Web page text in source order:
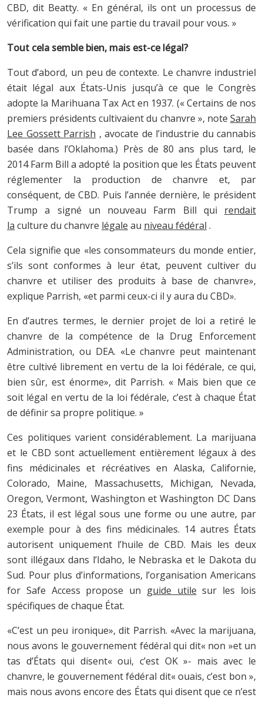
CBD, dit Beatty. « En général, ils ont un processus de
vérification qui fait une partie du travail pour vous. »
Tout cela semble bien, mais est-ce légal?
Tout d’abord, un peu de contexte. Le chanvre industriel
était légal aux États-Unis jusqu’à ce que le Congrès
adopte la Marihuana Tax Act en 1937. (« Certains de nos
premiers présidents cultivaient du chanvre », note Sarah
Lee Gossett Parrish , avocate de l’industrie du cannabis
basée dans l’Oklahoma.) Près de 80 ans plus tard, le
2014 Farm Bill a adopté la position que les États peuvent
réglementer la production de chanvre et, par
conséquent, de CBD. Puis l’année dernière, le président
Trump a signé un nouveau Farm Bill qui rendait
la culture du chanvre légale au niveau fédéral .
Cela signifie que «les consommateurs du monde entier,
s’ils sont conformes à leur état, peuvent cultiver du
chanvre et utiliser des produits à base de chanvre»,
explique Parrish, «et parmi ceux-ci il y aura du CBD».
En d’autres termes, le dernier projet de loi a retiré le
chanvre de la compétence de la Drug Enforcement
Administration, ou DEA. «Le chanvre peut maintenant
être cultivé librement en vertu de la loi fédérale, ce qui,
bien sûr, est énorme», dit Parrish. « Mais bien que ce
soit légal en vertu de la loi fédérale, c’est à chaque État
de définir sa propre politique. »
Ces politiques varient considérablement. La marijuana
et le CBD sont actuellement entièrement légaux à des
fins médicinales et récréatives en Alaska, Californie,
Colorado, Maine, Massachusetts, Michigan, Nevada,
Oregon, Vermont, Washington et Washington DC Dans
23 États, il est légal sous une forme ou une autre, par
exemple pour à des fins médicinales. 14 autres États
autorisent uniquement l’huile de CBD. Mais les deux
sont illégaux dans l’Idaho, le Nebraska et le Dakota du
Sud. Pour plus d’informations, l’organisation Americans
for Safe Access propose un guide utile sur les lois
spécifiques de chaque État.
«C’est un peu ironique», dit Parrish. «Avec la marijuana,
nous avons le gouvernement fédéral qui dit« non »et un
tas d’États qui disent« oui, c’est OK »- mais avec le
chanvre, le gouvernement fédéral dit« ouais, c’est bon »,
mais nous avons encore des États qui disent que ce n’est